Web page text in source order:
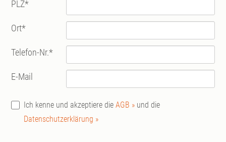
PLZ*
Ort*
Telefon-Nr.*
E-Mail
Ich kenne und akzeptiere dieAGB » und die
Datenschutzerklärung »